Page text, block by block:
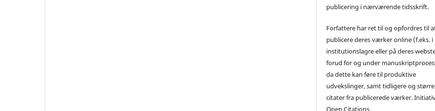
publicering i nærværende tidsskrift.
Forfattere har ret til og opfordres til
publicere deres værker online (f.eks. i
institutionslagre eller på deres
forud for og under
da dette kan føre til produktive
udvekslinger, samt tidligere og større
citater fra publicerede værker.
Open Citations.